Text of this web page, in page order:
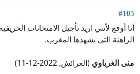
#105
أنا أوقع لأنني اريد تأجيل الامتحانات
الراهنة التي يشهدها المغرب.
منى الغرباوي (العرائش, 2022-12-11)